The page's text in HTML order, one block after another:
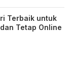
Terbaik untuk
Tetap Online